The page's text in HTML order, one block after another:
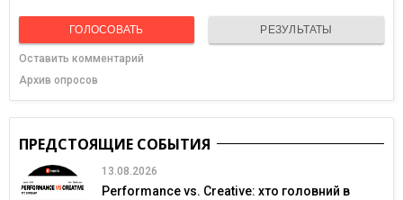
ГОЛОСОВАТЬ РЕЗУЛЬТАТЫ
Оставить комментарий
Архив опросов
ПРЕДСТОЯЩИЕ СОБЫТИЯ
13.08.2026
Performance vs. Creative: хто головний в